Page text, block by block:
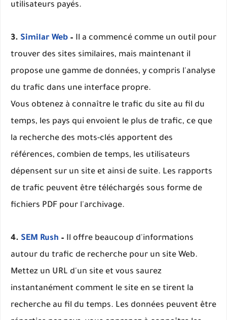
utilisateurs payés.
3. Similar Web – Il a commencé comme un outil pour
trouver des sites similaires, mais maintenant il
propose une gamme de données, y compris l'analyse
du trafic dans une interface propre.
Vous obtenez à connaître le trafic du site au fil du
temps, les pays qui envoient le plus de trafic, ce que
la recherche des mots-clés apportent des
références, combien de temps, les utilisateurs
dépensent sur un site et ainsi de suite. Les rapports
de trafic peuvent être téléchargés sous forme de
fichiers PDF pour l'archivage.
4. SEM Rush – Il offre beaucoup d'informations
autour du trafic de recherche pour un site Web.
Mettez un URL d'un site et vous saurez
instantanément comment le site en se tirent la
recherche au fil du temps. Les données peuvent être